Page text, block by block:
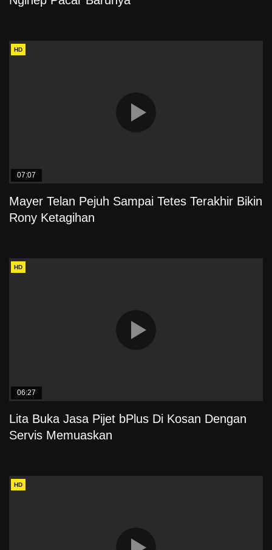
HD
07:07
Mayer Telan Pejuh Sampai Tetes Terakhir Bikin
Rony Ketagihan
HD
06:27
Lita Buka Jasa Pijet bPlus Di Kosan Dengan
Servis Memuaskan
HD